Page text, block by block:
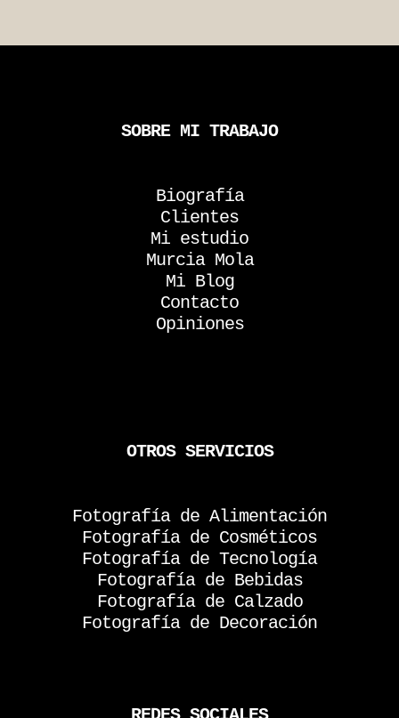
SOBRE MI TRABAJO
Biografía
Clientes
Mi estudio
Murcia Mola
Mi Blog
Contacto
Opiniones
OTROS SERVICIOS
Fotografía de Alimentación
Fotografía de Cosméticos
Fotografía de Tecnología
Fotografía de Bebidas
Fotografía de Calzado
Fotografía de Decoración